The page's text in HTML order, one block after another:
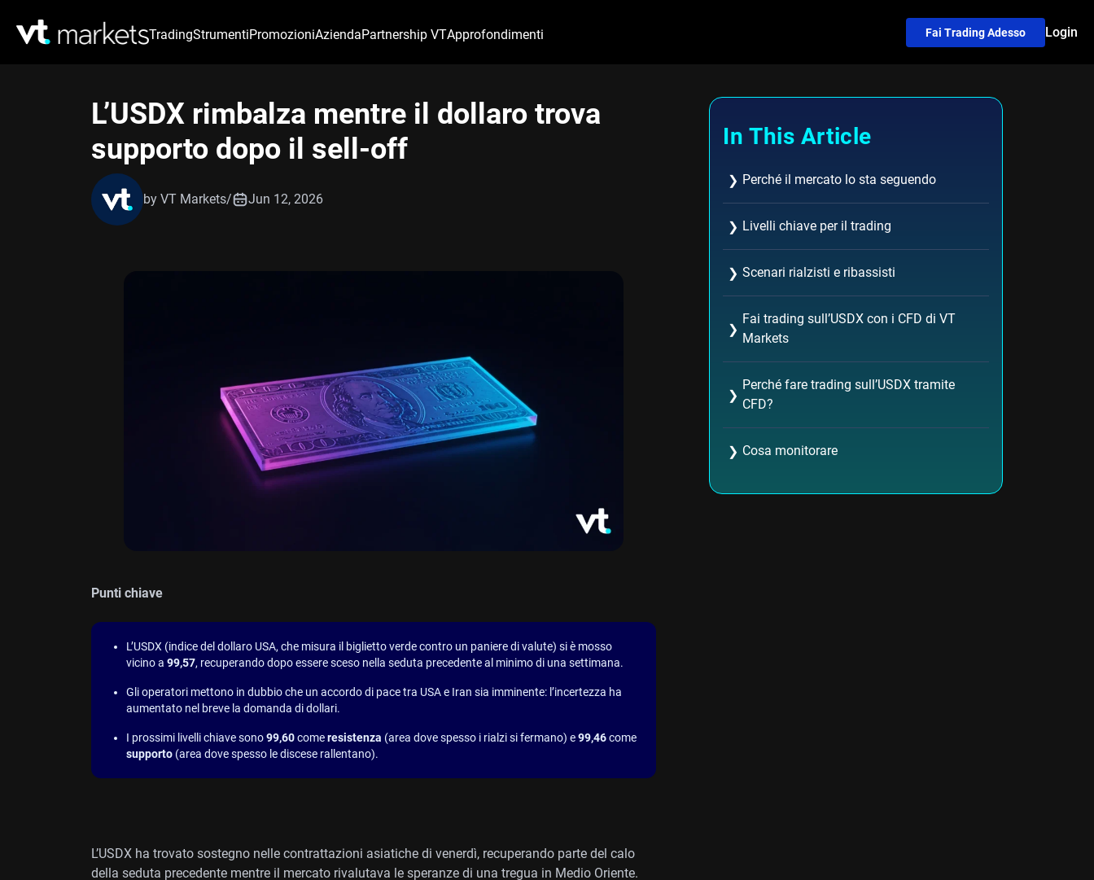
TradingStrumentiPromozioniAziendaPartnership VTApprofondimenti Fai Trading Adesso Login
L’USDX rimbalza mentre il dollaro trova
supporto dopo il sell-off
by VT Markets/ Jun 12, 2026
Punti chiave
L’USDX (indice del dollaro USA, che misura il biglietto verde contro un paniere di valute) si è mosso
vicino a 99,57, recuperando dopo essere sceso nella seduta precedente al minimo di una settimana.
Gli operatori mettono in dubbio che un accordo di pace tra USA e Iran sia imminente: l’incertezza ha
aumentato nel breve la domanda di dollari.
I prossimi livelli chiave sono99,60comeresistenza (area dove spesso i rialzi si fermano) e99,46come
supporto (area dove spesso le discese rallentano).
L’USDX ha trovato sostegno nelle contrattazioni asiatiche di venerdì, recuperando parte del calo
della seduta precedente mentre il mercato rivalutava le speranze di una tregua in Medio Oriente.
In This Article
❯ Perché il mercato lo sta seguendo
❯ Livelli chiave per il trading
❯ Scenari rialzisti e ribassisti
❯
Fai trading sull’USDX con i CFD di VT
Markets
❯
Perché fare trading sull’USDX tramite
CFD?
❯ Cosa monitorare